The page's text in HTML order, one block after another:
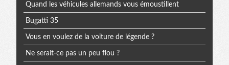
Quand les véhicules allemands vous émoustillent
Bugatti 35
Vous en voulez de la voiture de légende ?
Ne serait-ce pas un peu flou ?